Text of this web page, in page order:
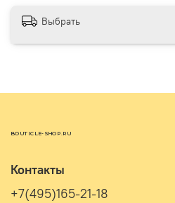
Выбрать
BOUTICLE-SHOP.RU
Контакты
+7(495)165-21-18